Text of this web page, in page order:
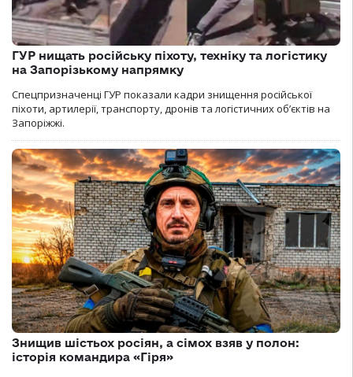
ГУР нищать російську піхоту, техніку та логістику
на Запорізькому напрямку
Спецпризначенці ГУР показали кадри знищення російської
піхоти, артилерії, транспорту, дронів та логістичних об’єктів на
Запоріжжі.
Знищив шістьох росіян, а сімох взяв у полон:
історія командира «Гіря»